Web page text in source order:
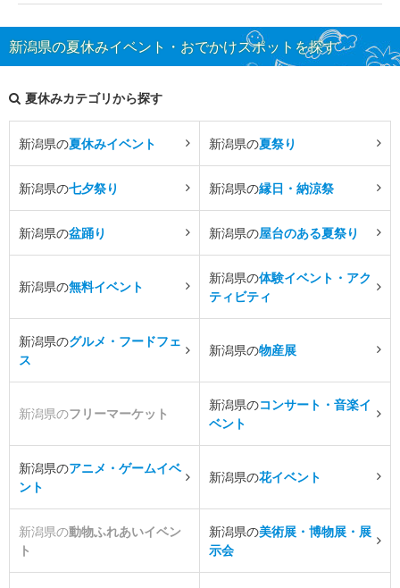
新潟県の夏休みイベント・おでかけスポットを探す
夏休みカテゴリから探す
新潟県の夏休みイベント 新潟県の夏祭り
新潟県の七夕祭り 新潟県の縁日・納涼祭
新潟県の盆踊り 新潟県の屋台のある夏祭り
新潟県の無料イベント
新潟県の体験イベント・アク
ティビティ
新潟県のグルメ・フードフェ
ス
新潟県の物産展
新潟県のフリーマーケット
新潟県のコンサート・音楽イ
ベント
新潟県のアニメ・ゲームイベ
ント
新潟県の花イベント
新潟県の動物ふれあいイベン
ト
新潟県の美術展・博物展・展
示会